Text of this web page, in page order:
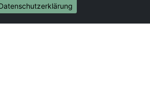
Umzüge
nach Brasilien